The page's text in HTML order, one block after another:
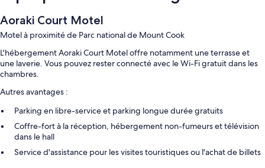
Aoraki Court Motel
Motel à proximité de Parc national de Mount Cook
L'hébergement Aoraki Court Motel offre notamment une terrasse et
une laverie. Vous pouvez rester connecté avec le Wi-Fi gratuit dans les
chambres.
Autres avantages :
Parking en libre-service et parking longue durée gratuits
Coffre-fort à la réception, hébergement non-fumeurs et télévision
dans le hall
Service d'assistance pour les visites touristiques ou l'achat de billets